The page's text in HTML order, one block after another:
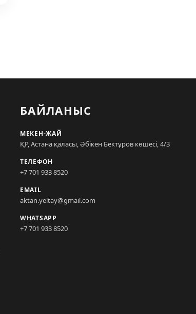
БАЙЛАНЫС
МЕКЕН-ЖАЙ
ҚР, Астана қаласы, Әбікен Бектұров көшесі, 4/3
ТЕЛЕФОН
+7 701 933 8520
EMAIL
aktan.yeltay@gmail.com
WHATSAPP
+7 701 933 8520